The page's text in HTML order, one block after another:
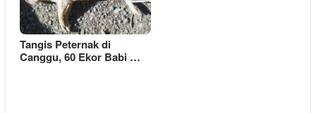
Tangis Peternak di
Canggu, 60 Ekor Babi …